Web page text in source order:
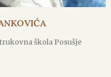
škola Posušje